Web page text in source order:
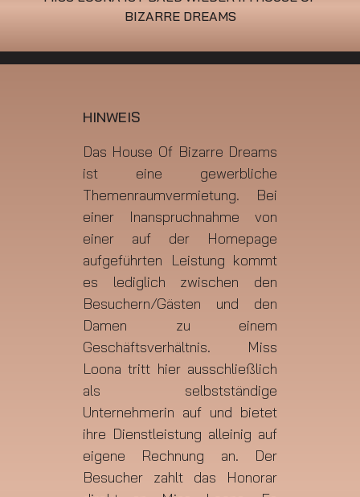
BIZARRE DREAMS
HINWEIS
Das House Of Bizarre Dreams
ist eine gewerbliche
Themenraumvermietung. Bei
einer Inanspruchnahme von
einer auf der Homepage
aufgeführten Leistung kommt
es lediglich zwischen den
Besuchern/Gästen und den
Damen zu einem
Geschäftsverhältnis. Miss
Loona tritt hier ausschließlich
als selbstständige
Unternehmerin auf und bietet
ihre Dienstleistung alleinig auf
eigene Rechnung an. Der
Besucher zahlt das Honorar